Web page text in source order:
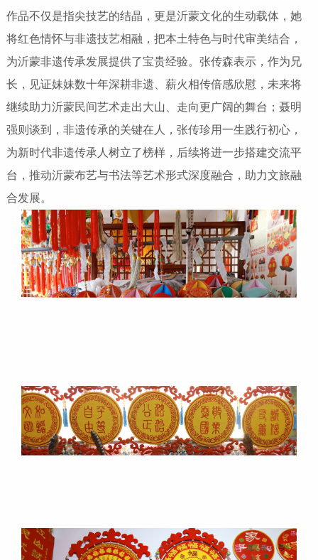
作品不仅是指尖技艺的结晶，更是沂蒙文化的生动载体，她
将红色情怀与非遗技艺相融，把本土特色与时代审美结合，
为沂蒙非遗传承发展提供了宝贵经验。张传森表示，作为兄
长，见证妹妹数十年深耕非遗、薪火相传倍感欣慰，未来将
继续助力沂蒙民间艺术走出大山、走向更广阔的舞台；聂明
强则谈到，非遗传承的关键在人，张传珍用一生践行初心，
为新时代非遗传承人树立了榜样，后续将进一步搭建交流平
台，推动沂蒙布艺与书法等艺术形式深度融合，助力文旅融
合发展。